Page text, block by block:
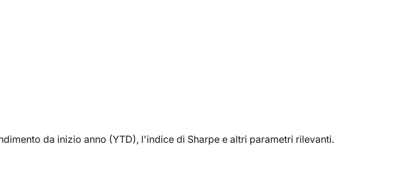
da inizio anno (YTD), l'indice di Sharpe e altri parametri rilevanti.